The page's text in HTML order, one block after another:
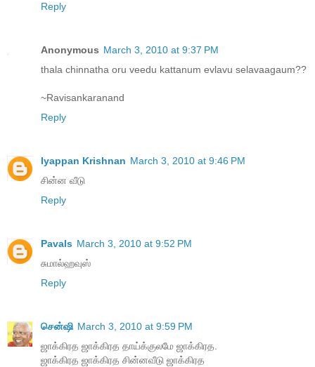
Reply
Anonymous March 3, 2010 at 9:37 PM
thala chinnatha oru veedu kattanum evlavu selavaagaum??
~Ravisankaranand
Reply
Iyappan Krishnan March 3, 2010 at 9:46 PM
சின்ன வீடு
Reply
Pavals March 3, 2010 at 9:52 PM
சுமால்ஹவுஸ்
Reply
சென்ஷி March 3, 2010 at 9:59 PM
ஜாக்கிரத ஜாக்கிரத தாய்க்குலமே ஜாக்கிரத.
ஜாக்கிரத ஜாக்கிரத சின்னவீடு ஜாக்கிரத